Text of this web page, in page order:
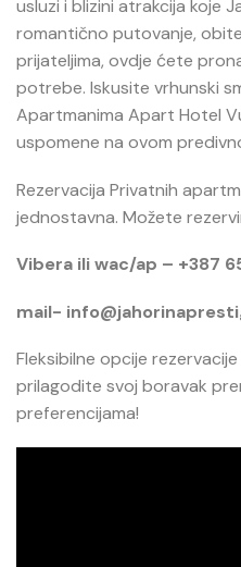
usluzi i blizini atrakcija koje
romantično putovanje,
prijateljima, ovdje ćete
potrebe. Iskusite vrhunski
Apartmanima Apart Hotel
uspomene na ovom
Rezervacija Privatnih
jednostavna. Možete
Vibera ili wac/ap – +387
mail-
Fleksibilne opcije
prilagodite svoj boravak
preferencijama!